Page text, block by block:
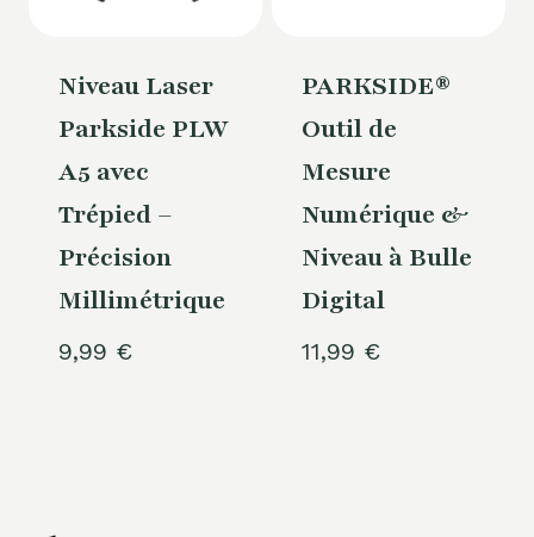
Niveau Laser
Parkside PLW
A5 avec
Trépied –
Précision
Millimétrique
9,99 €
PARKSIDE®
Outil de
Mesure
Numérique &
Niveau à Bulle
Digital
11,99 €